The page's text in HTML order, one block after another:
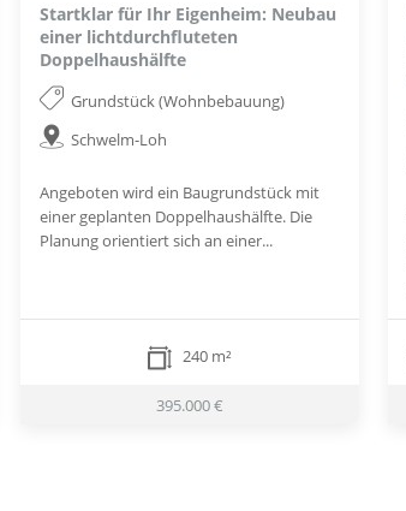
Startklar für Ihr Eigenheim: Neubau
einer lichtdurchfluteten
Doppelhaushälfte
Grundstück (Wohnbebauung)
Schwelm-Loh
Angeboten wird ein Baugrundstück mit
einer geplanten Doppelhaushälfte. Die
Planung orientiert sich an einer...
240 m²
395.000 €